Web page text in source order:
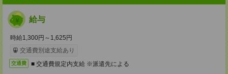
給与
時給1,300円～1,625円
交通費別途支給あり
交通費 ■ 交通費規定内支給 ※派遣先による